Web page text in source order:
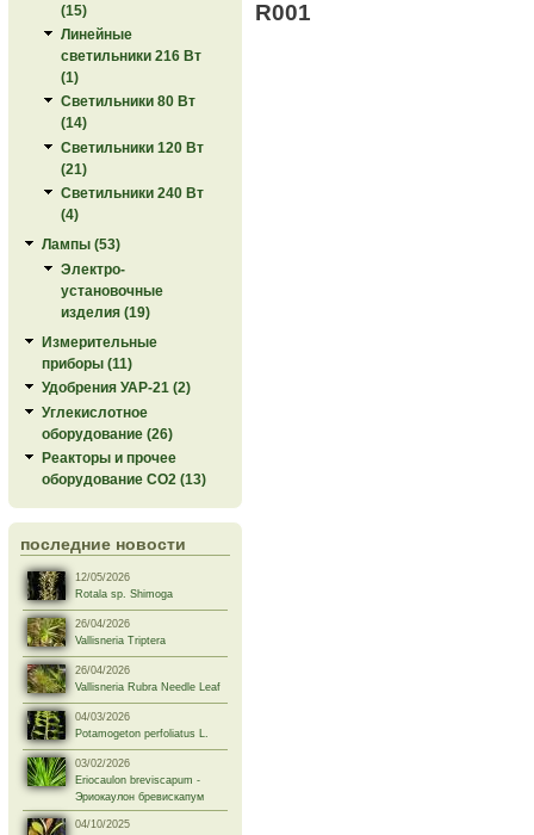
(15)
Линейные
светильники 216 Вт
(1)
Светильники 80 Вт
(14)
Светильники 120 Вт
(21)
Светильники 240 Вт
(4)
Лампы (53)
Электро-
установочные
изделия (19)
Измерительные
приборы (11)
Удобрения УАР-21 (2)
Углекислотное
оборудование (26)
Реакторы и прочее
оборудование СО2 (13)
последние новости
12/05/2026
Rotala sp. Shimoga
26/04/2026
Vallisneria Triptera
26/04/2026
Vallisneria Rubra Needle Leaf
04/03/2026
Potamogeton perfoliatus L.
03/02/2026
Eriocaulon breviscapum -
Эриокаулон бревискапум
04/10/2025
R001